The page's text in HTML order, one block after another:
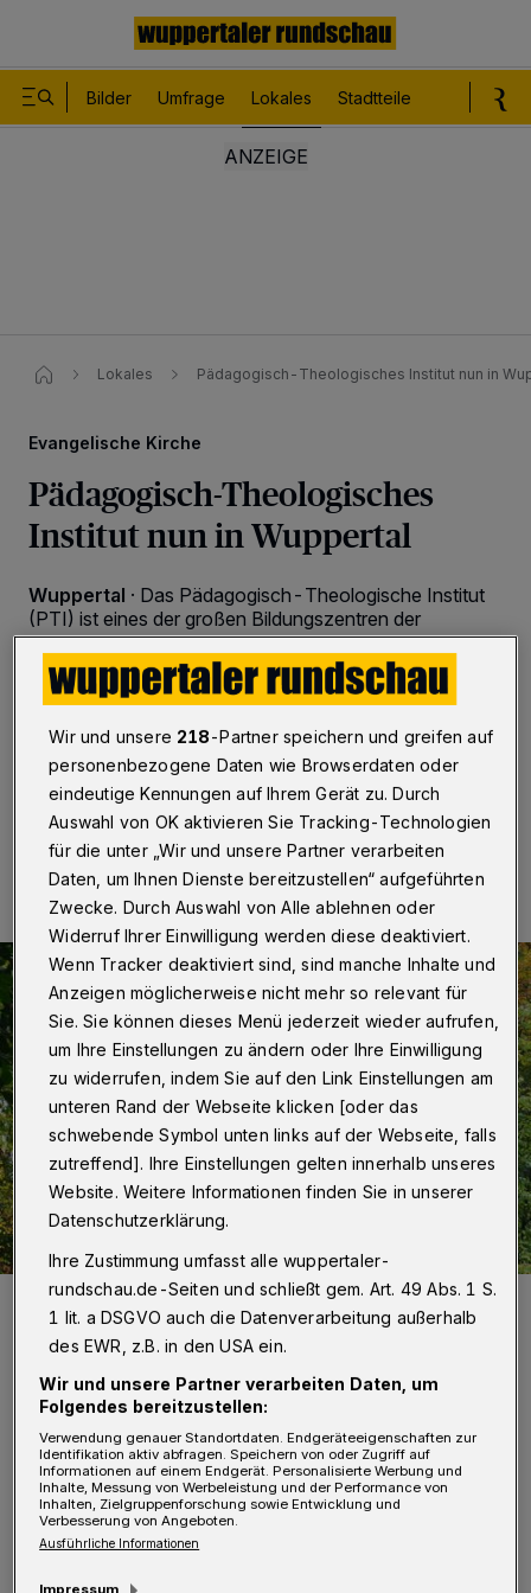
Bilder Umfrage Lokales Stadtteile
Lokales Pädagogisch-Theologisches Institut nun in
Evangelische Kirche
Pädagogisch-Theologisches
Institut nun in Wuppertal
Wuppertal · Das Pädagogisch-Theologische Institut
(PTI) ist eines der großen Bildungszentren der
Evangelischen Kirche im Rheinland. Seit dem 1.
Dezember 2021 werde dessen Arbeit nun von
Wuppertal aus koordiniert, so Oberkirchenrätin Henrike
Landeskirchenamt.
Eine Minute Lesezeit
Symbolbild.
Foto: Achim Otto
„Die Büros der Organisationseinheit des PTI
sind bereits umgezogen, die Bibliothek mit
einem Großteil des Buch- und
Medienbestands folgt im Laufe des Monats“,
Wir und unsere 218-Partner speichern und greifen auf
personenbezogene Daten wie Browserdaten oder
eindeutige Kennungen auf Ihrem Gerät zu. Durch
Auswahl von OK aktivieren Sie Tracking-Technologien
für die unter „Wir und unsere Partner verarbeiten
Daten, um Ihnen Dienste bereitzustellen“ aufgeführten
Zwecke. Durch Auswahl von Alle ablehnen oder
Widerruf Ihrer Einwilligung werden diese deaktiviert.
Wenn Tracker deaktiviert sind, sind manche Inhalte und
Anzeigen möglicherweise nicht mehr so relevant für
Sie. Sie können dieses Menü jederzeit wieder aufrufen,
um Ihre Einstellungen zu ändern oder Ihre Einwilligung
zu widerrufen, indem Sie auf den Link Einstellungen am
unteren Rand der Webseite klicken [oder das
schwebende Symbol unten links auf der Webseite, falls
zutreffend]. Ihre Einstellungen gelten innerhalb unseres
Website. Weitere Informationen finden Sie in unserer
Datenschutzerklärung.
Ihre Zustimmung umfasst alle wuppertaler-
rundschau.de-Seiten und schließt gem. Art. 49 Abs. 1 S.
1 lit. a DSGVO auch die Datenverarbeitung außerhalb
des EWR, z.B. in den USA ein.
Wir und unsere Partner verarbeiten Daten, um
Folgendes bereitzustellen:
Verwendung genauer Standortdaten. Endgeräteeigenschaften zur
Identifikation aktiv abfragen. Speichern von oder Zugriff auf
Informationen auf einem Endgerät. Personalisierte Werbung und
Inhalte, Messung von Werbeleistung und der Performance von
Inhalten, Zielgruppenforschung sowie Entwicklung und
Verbesserung von Angeboten.
Ausführliche Informationen
Impressum